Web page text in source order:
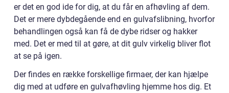
er det en god ide for dig, at du får en afhøvling af dem.
Det er mere dybdegående end en gulvafslibning, hvorfor
behandlingen også kan få de dybe ridser og hakker
med. Det er med til at gøre, at dit gulv virkelig bliver flot
at se på igen.
Der findes en række forskellige firmaer, der kan hjælpe
dig med at udføre en gulvafhøvling hjemme hos dig. Et